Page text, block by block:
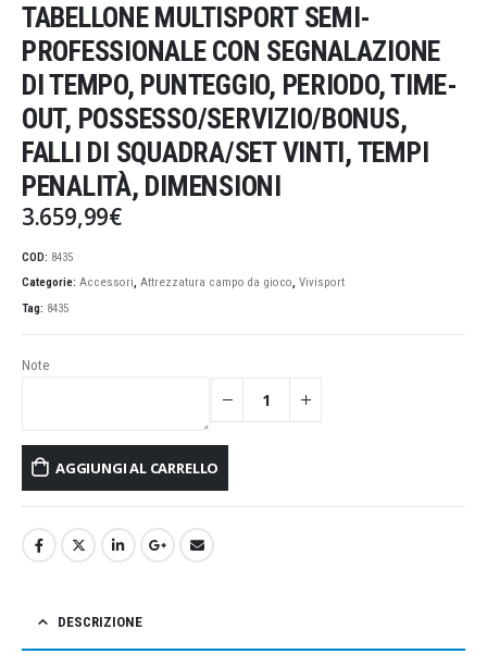
TABELLONE MULTISPORT SEMI-
PROFESSIONALE CON SEGNALAZIONE
DI TEMPO, PUNTEGGIO, PERIODO, TIME-
OUT, POSSESSO/SERVIZIO/BONUS,
FALLI DI SQUADRA/SET VINTI, TEMPI
PENALITÀ, DIMENSIONI
3.659,99€
COD: 8435
Categorie: Accessori, Attrezzatura campo da gioco, Vivisport
Tag: 8435
Note
AGGIUNGI AL CARRELLO
DESCRIZIONE